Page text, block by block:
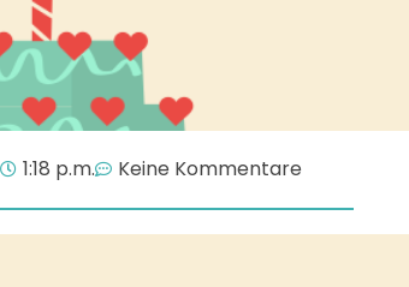
1:18 p.m. Keine Kommentare